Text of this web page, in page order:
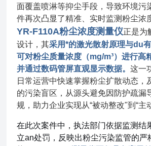
面覆盖喷淋等抑尘手段，导致环境污
件再次凸显了精准、实时监测粉尘浓
YR-F110A粉尘浓度测量仪正是为
设计，其采用*的激光散射原理与du
可对粉尘质量浓度（mg/m³）进行高
并通过数码管屏直观显示数据。这一
日常运营中快速掌握粉尘扩散动态，
的污染盲区，从源头避免因防护疏漏
规，助力企业实现从“被动整改"到“主
在此次案件中，执法部门依据监测结
立an处罚，反映出粉尘污染监管的严